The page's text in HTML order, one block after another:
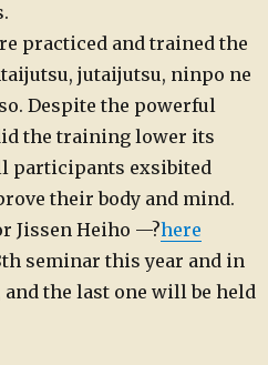
practiced and trained the
jutaijutsu, ninpo ne
Despite the powerful
the training lower its
participants exsibited
their body and mind.
Jissen Heiho —?here
seminar this year and in
and the last one will be held